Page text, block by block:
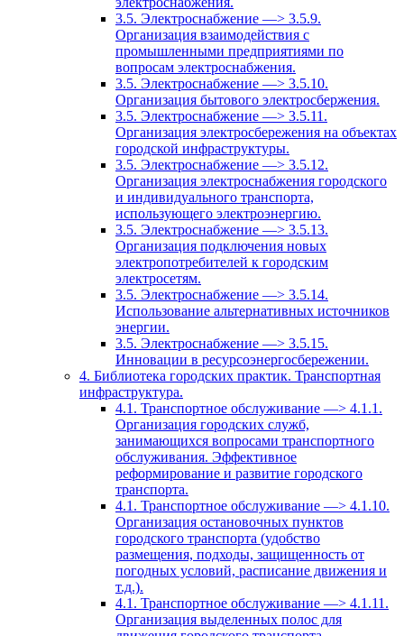
3.5. Электроснабжение —> 3.5.9.
Организация взаимодействия с
промышленными предприятиями по
вопросам электроснабжения.
3.5. Электроснабжение —> 3.5.10.
Организация бытового электросбержения.
3.5. Электроснабжение —> 3.5.11.
Организация электросбережения на объектах
городской инфраструктуры.
3.5. Электроснабжение —> 3.5.12.
Организация электроснабжения городского
и индивидуального транспорта,
использующего электроэнергию.
3.5. Электроснабжение —> 3.5.13.
Организация подключения новых
электропотребителей к городским
электросетям.
3.5. Электроснабжение —> 3.5.14.
Использование альтернативных источников
энергии.
3.5. Электроснабжение —> 3.5.15.
Инновации в ресурсоэнергосбережении.
4. Библиотека городских практик. Транспортная
инфраструктура.
4.1. Транспортное обслуживание —> 4.1.1.
Организация городских служб,
занимающихся вопросами транспортного
обслуживания. Эффективное
реформирование и развитие городского
транспорта.
4.1. Транспортное обслуживание —> 4.1.10.
Организация остановочных пунктов
городского транспорта (удобство
размещения, подходы, защищенность от
погодных условий, расписание движения и
т.д.).
4.1. Транспортное обслуживание —> 4.1.11.
Организация выделенных полос для